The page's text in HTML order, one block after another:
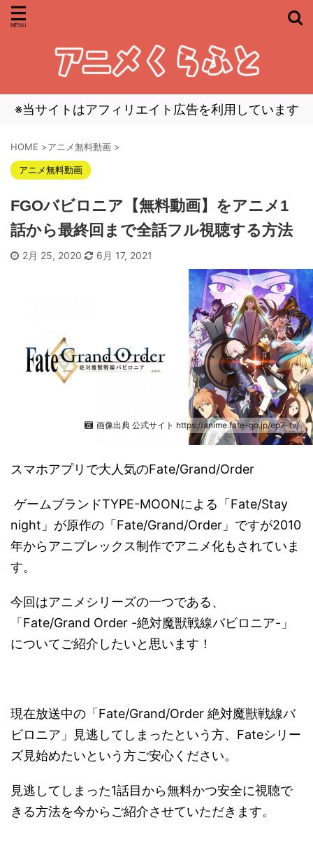
※当サイトはアフィリエイト広告を利用しています
HOME >アニメ無料動画 >
アニメ無料動画
FGOバビロニア【無料動画】をアニメ1
話から最終回まで全話フル視聴する方法
2月 25, 2020 6月 17, 2021
画像出典 公式サイト https://anime.fate-go.jp/ep7-tv/
スマホアプリで大人気のFate/Grand/Order
ゲームブランドTYPE-MOONによる「Fate/Stay
night」が原作の「Fate/Grand/Order」ですが2010
年からアニプレックス制作でアニメ化もされていま
す。
今回はアニメシリーズの一つである、
「Fate/Grand Order -絶対魔獣戦線バビロニア-」
についてご紹介したいと思います！
現在放送中の「Fate/Grand/Order 絶対魔獣戦線バ
ビロニア」見逃してしまったという方、Fateシリー
ズ見始めたいという方ご安心ください。
見逃してしまった1話目から無料かつ安全に視聴で
きる方法を今からご紹介させていただきます。